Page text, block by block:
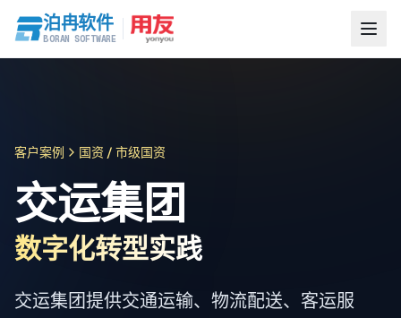
泊冉软件
BORAN SOFTWARE
客户案例 国资 / 市级国资
交运集团
数字化转型实践
交运集团提供交通运输、物流配送、客运服